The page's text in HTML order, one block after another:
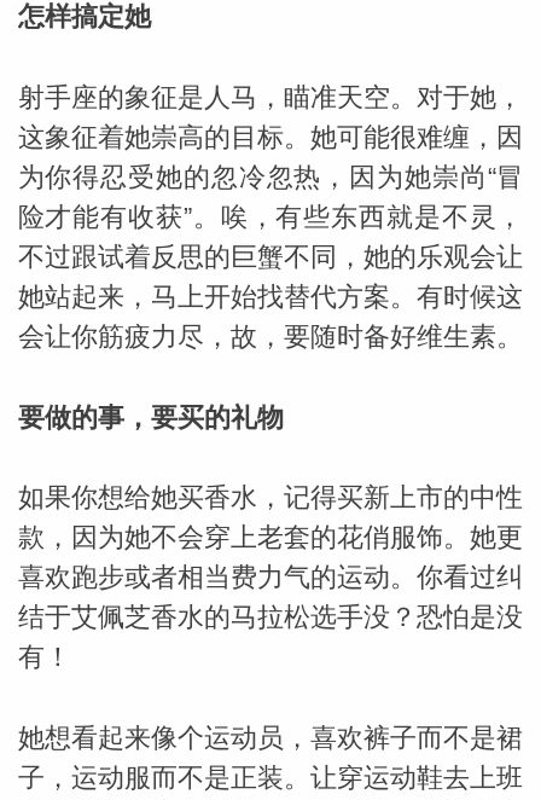
_susan
miller
勒
怎样搞定她
射手座的象征是人马，瞄准天空。对于她，
这象征着她崇高的目标。她可能很难缠，因
为你得忍受她的忽冷忽热，因为她崇尚“冒
险才能有收获”。唉，有些东西就是不灵，
不过跟试着反思的巨蟹不同，她的乐观会让
她站起来，马上开始找替代方案。有时候这
会让你筋疲力尽，故，要随时备好维生素。
要做的事，要买的礼物
如果你想给她买香水，记得买新上市的中性
款，因为她不会穿上老套的花俏服饰。她更
喜欢跑步或者相当费力气的运动。你看过纠
结于艾佩芝香水的马拉松选手没？恐怕是没
有！
她想看起来像个运动员，喜欢裤子而不是裙
子，运动服而不是正装。让穿运动鞋去上班